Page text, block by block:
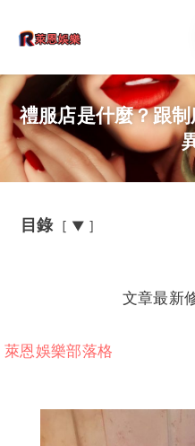
禮服店是什麼？跟
目錄 ▼
文章最新
萊恩娛樂部落格